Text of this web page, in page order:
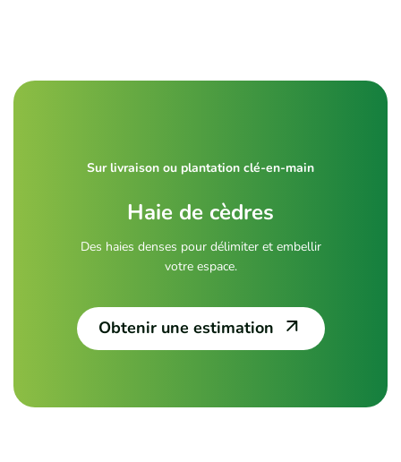
Sur livraison ou plantation clé-en-main
Haie de cèdres
Des haies denses pour délimiter et embellir
votre espace.
Obtenir une estimation